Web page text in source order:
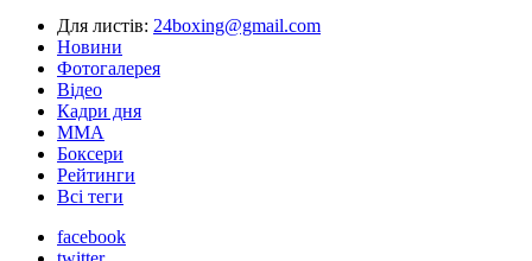
Для листів: 24boxing@gmail.com
Новини
Фотогалерея
Відео
Кадри дня
ММА
Боксери
Рейтинги
Всі теги
facebook